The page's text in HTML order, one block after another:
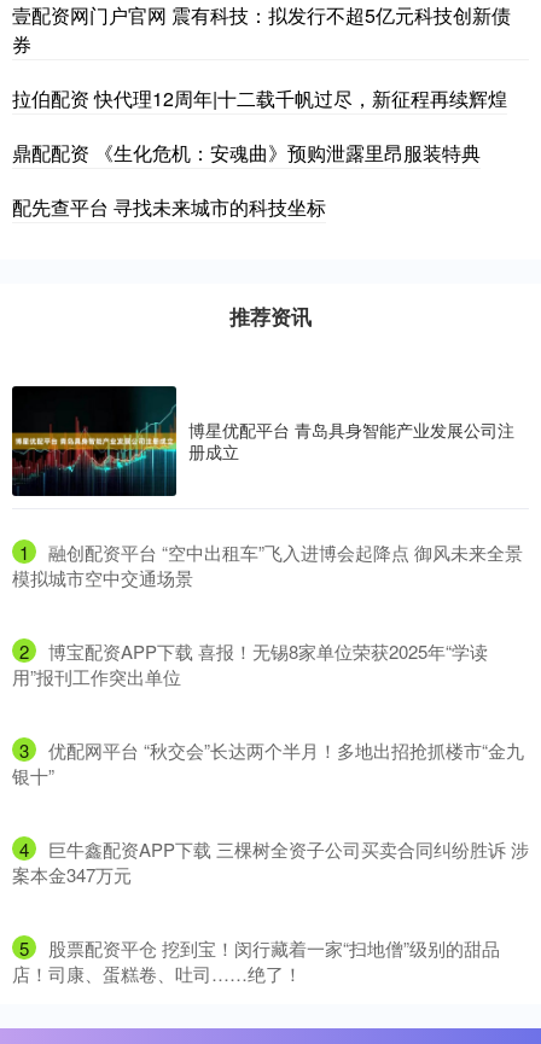
壹配资网门户官网 震有科技：拟发行不超5亿元科技创新债
券
拉伯配资 快代理12周年|十二载千帆过尽，新征程再续辉煌
鼎配配资 《生化危机：安魂曲》预购泄露里昂服装特典
配先查平台 寻找未来城市的科技坐标
推荐资讯
博星优配平台 青岛具身智能产业发展公司注
册成立
1
​融创配资平台 “空中出租车”飞入进博会起降点 御风未来全景
模拟城市空中交通场景
2
​博宝配资APP下载 喜报！无锡8家单位荣获2025年“学读
用”报刊工作突出单位
3
​优配网平台 “秋交会”长达两个半月！多地出招抢抓楼市“金九
银十”
4
​巨牛鑫配资APP下载 三棵树全资子公司买卖合同纠纷胜诉 涉
案本金347万元
5
​股票配资平仓 挖到宝！闵行藏着一家“扫地僧”级别的甜品
店！司康、蛋糕卷、吐司……绝了！